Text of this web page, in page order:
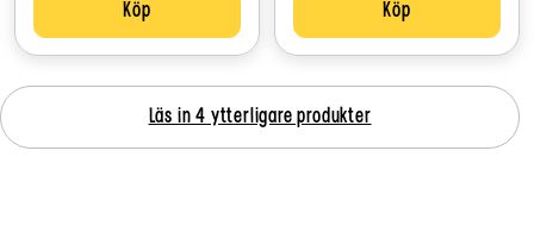
Köp Köp
Läs in 4 ytterligare produkter